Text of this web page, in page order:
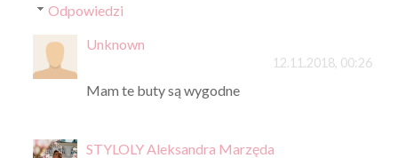
Odpowiedzi
Unknown
12.11.2018, 00:26
Mam te buty są wygodne
STYLOLY Aleksandra Marzęda